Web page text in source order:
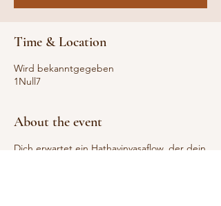
Time & Location
Wird bekanntgegeben
1Null7
About the event
Dich erwartet ein Hathavinyasaflow, der dein